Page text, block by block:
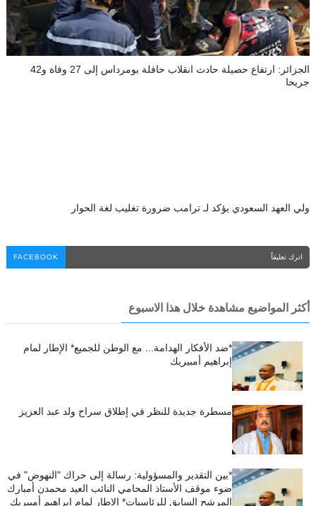
الجزائر: ارتفاع حصيلة حادث انقلاب حافلة بومرداس إلى 27 وفاة و42
جريحا
ولي العهد السعودي يؤكد لـ ترامب ضرورة تغليب لغة الحوار
اترك تعليقاً FACEBOOK
أكثر المواضيع مشاهدة خلال هذا الاسبوع
*ضد الأفكار الهدامة... مع الوطن للجميع* الإطار لمام
إبراهيم أمبيريك
مسطرة جديدة للنظر في إطلاق سراح ولد عبد العزيز
*بين التقدير والمسؤولية: رسالة إلى حراك "النهوض" في
ضوء موقف الأستاذ المحامي النائب العيد محمدن أمبارك
المرشح السابق للرئاسيات* الإطار لمام إبراهيم أمبيريك